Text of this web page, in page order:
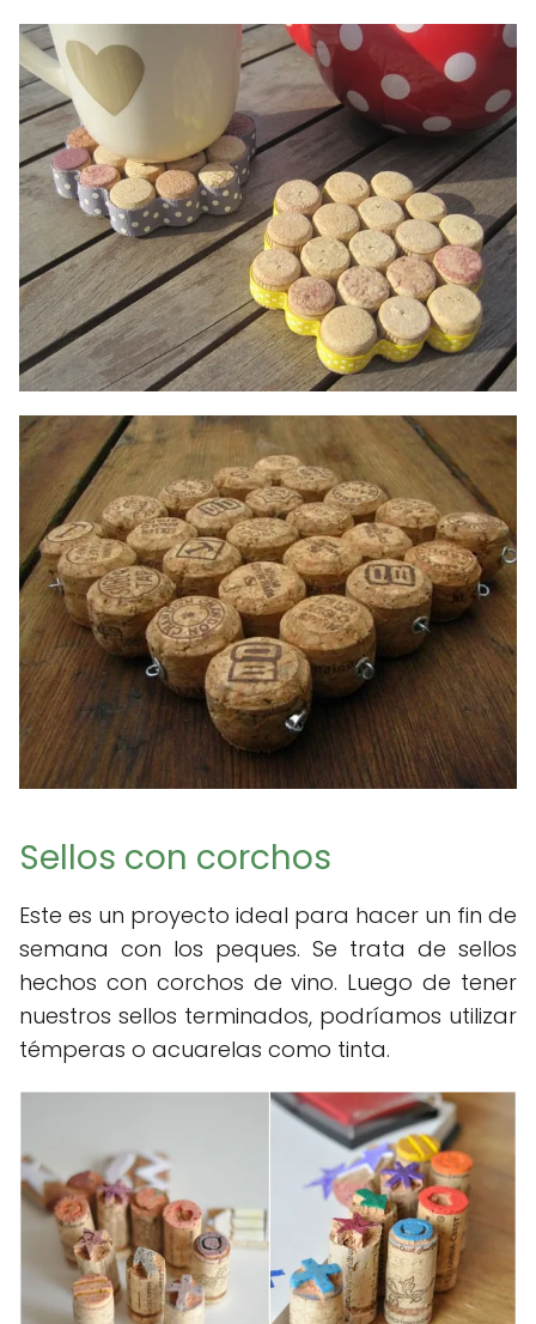
Sellos con corchos
Este es un proyecto ideal para hacer un fin de
semana con los peques. Se trata de sellos
hechos con corchos de vino. Luego de tener
nuestros sellos terminados, podríamos utilizar
témperas o acuarelas como tinta.